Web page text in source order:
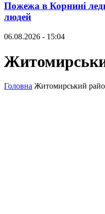
Пожежа в Корнині
людей
06.08.2026 - 15:04
Головна Житомирський